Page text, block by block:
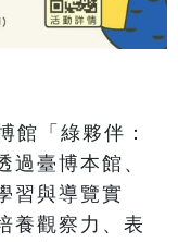
館「綠夥伴：
過臺博本館、
習與導覽實
養觀察力、表